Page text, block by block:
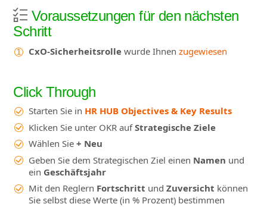
Voraussetzungen für den nächsten
Schritt
CxO-Sicherheitsrollewurde Ihnen zugewiesen
Click Through
Starten Sie in HR HUB Objectives & Key Results
Klicken Sie unter OKR aufStrategische Ziele
Wählen Sie + Neu
Geben Sie dem Strategischen Ziel einen Namen und
ein Geschäftsjahr
Mit den Reglern Fortschritt und Zuversicht können
Sie selbst diese Werte (in % Prozent) bestimmen